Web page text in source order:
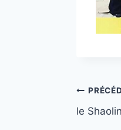
de
le